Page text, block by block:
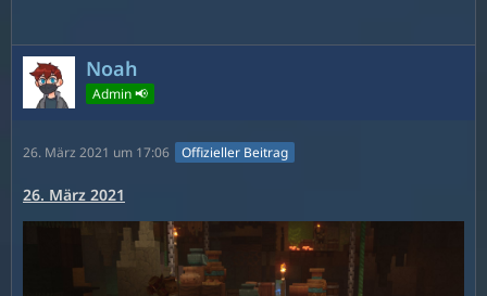
Noah
Admin 📢
26. März 2021 um 17:06 Offizieller Beitrag
26. März 2021